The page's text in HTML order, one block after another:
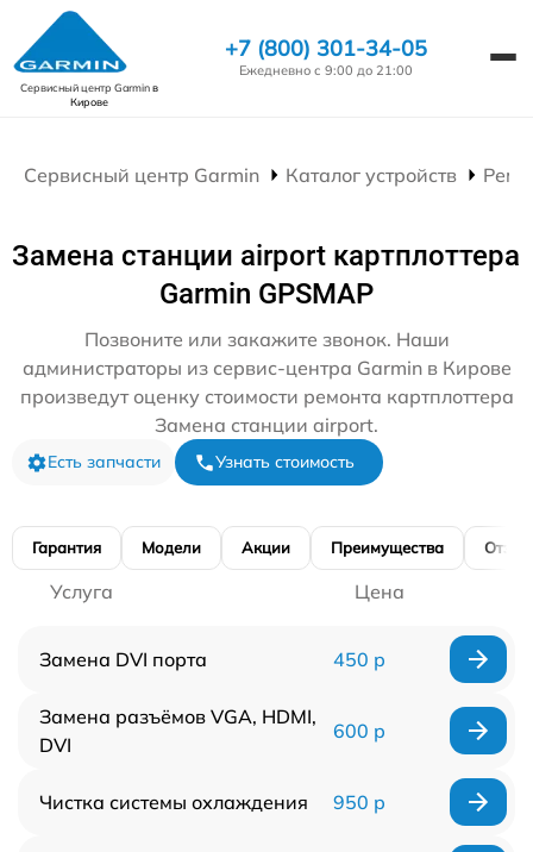
Сервисный центр Garminв
Кирове
+7 (800) 301-34-05
Ежедневно с 9:00 до 21:00
Сервисный центр Garmin Каталог устройств
Замена станции airport картплоттера
Garmin GPSMAP
Позвоните или закажите звонок. Наши
администраторы из сервис-центра Garmin в Кирове
произведут оценку стоимости ремонта картплоттера
Замена станции airport.
Есть запчасти Узнать стоимость
Гарантия Модели Акции Преимущества
Услуга Цена
Замена DVI порта 450 р
Замена разъёмов VGA, HDMI,
DVI
600 р
Чистка системы охлаждения 950 р